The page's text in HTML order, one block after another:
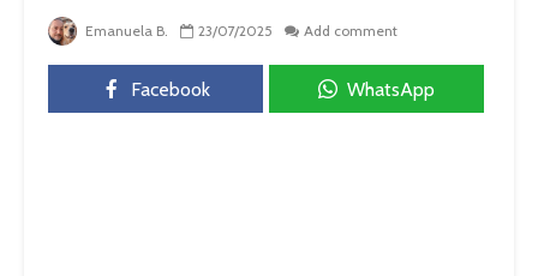
Emanuela B. 23/07/2025 Add comment
Facebook WhatsApp